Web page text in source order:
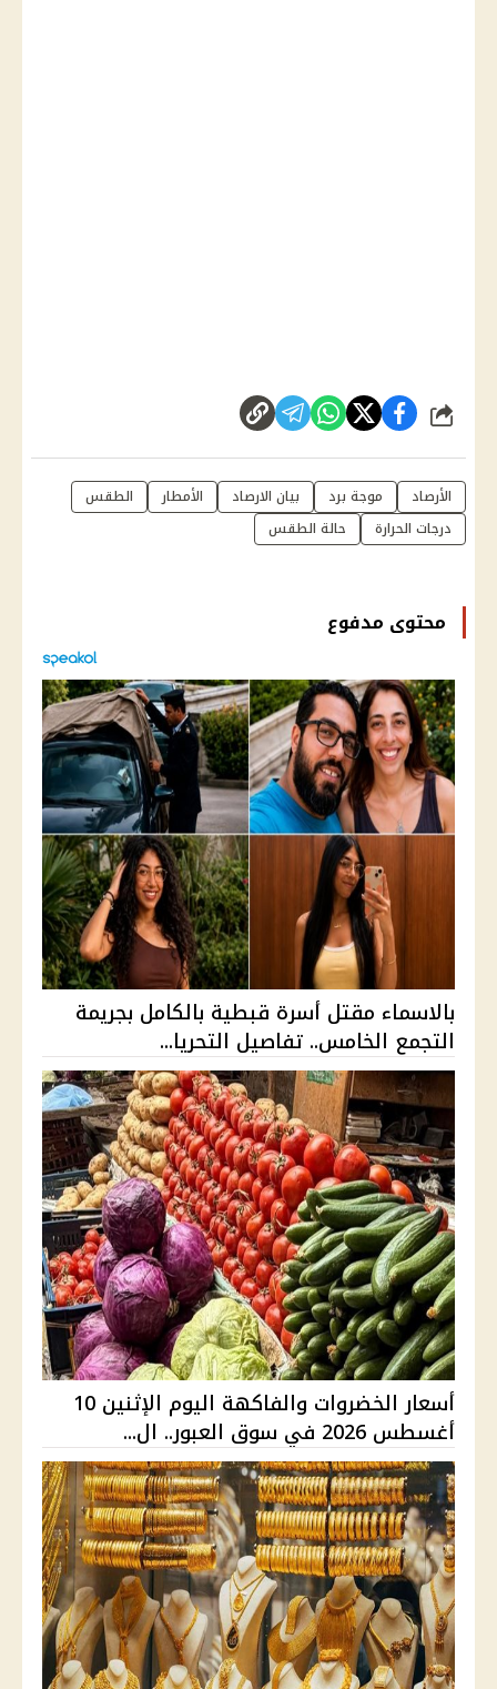
شارك
الأرصاد موجة برد بيان الارصاد الأمطار
الطقس
درجات الحرارة
حالة الطقس
محتوى مدفوع
بالاسماء مقتل أسرة قبطية بالكامل بجريمة
التجمع الخامس.. تفاصيل التحريا...
أسعار الخضروات والفاكهة اليوم الإثنين 10
أغسطس 2026 في سوق العبور.. ال...